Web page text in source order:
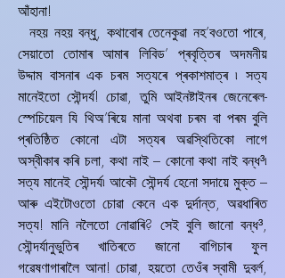
আঁহানা!
নহয় নহয় বন্ধু, কথাবোৰ তেনেকুৱা নহ’বওতো পাৰে,
সেয়াতো তোমাৰ আমাৰ লিবিড’ প্ৰবৃত্তিৰ অদমনীয়
উদ্দাম বাসনাৰ এক চৰম সত্যৰে প্ৰকাশমাত্ৰ ৷ সত্য
মানেইতো সৌন্দৰ্য! চোৱা, তুমি আইনষ্টাইনৰ জেনেৰেল-
স্পেচিয়েল যি থিঅ’ৰিয়ে মানা অথবা চৰম বা পৰম বুলি
প্ৰতিষ্ঠিত কোনো এটা সত্যৰ অৱস্থিতিকো লাগে
অস্বীকাৰ কৰি চলা, কথা নাই – কোনো কথা নাই বন্ধ³৷
সত্য মানেই সৌন্দৰ্য৷ আকৌ সৌন্দৰ্য হেনো সদায়ে মুক্ত –
আৰু এইটোওতো চোৱা কেনে এক দুৰ্দান্ত, অৱধাৰিত
সত্য! মানি নলৈতো নোৱাৰি? সেই বুলি জানো বন্ধ³,
সৌন্দৰ্যানুভুতিৰ খাতিৰতে জানো বাগিচাৰ ফুল
গৱেষণাগাৰালৈ আনা! চোৱা, হয়তো তেওঁৰ স্বামী দুবৰ্ল,